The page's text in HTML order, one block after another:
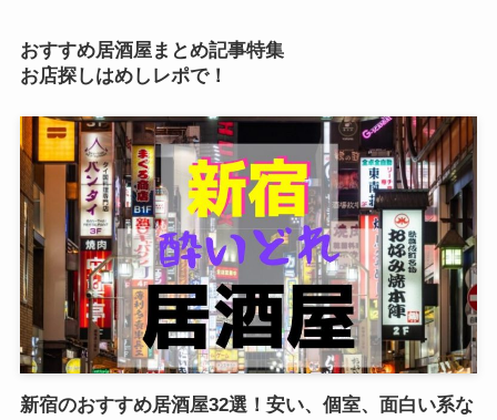
おすすめ居酒屋まとめ記事特集
お店探しはめしレポで！
新宿のおすすめ居酒屋32選！安い、個室、面白い系な